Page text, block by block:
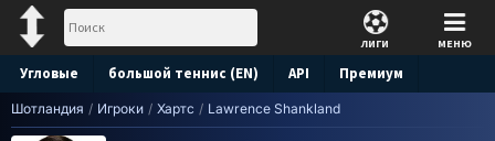
ЛИГИ МЕНЮ
Угловые большой теннис (EN) API Премиум
Прогноз
Шотландия / Игроки / Хартс / Lawrence Shankland